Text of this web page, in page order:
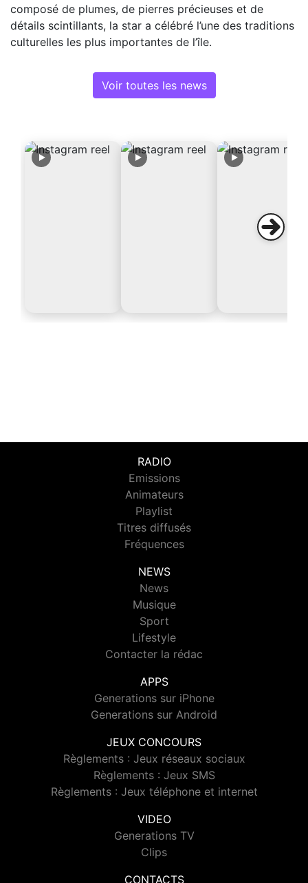
composé de plumes, de pierres précieuses et de
détails scintillants, la star a célébré l’une des traditions
culturelles les plus importantes de l’île.
Voir toutes les news
RADIO
Emissions
Animateurs
Playlist
Titres diffusés
Fréquences
NEWS
News
Musique
Sport
Lifestyle
Contacter la rédac
APPS
Generations sur iPhone
Generations sur Android
JEUX CONCOURS
Règlements : Jeux réseaux sociaux
Règlements : Jeux SMS
Règlements : Jeux téléphone et internet
VIDEO
Generations TV
Clips
CONTACTS